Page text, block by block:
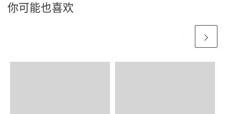
你可能也喜欢